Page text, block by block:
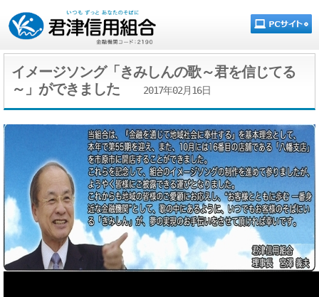
イメージソング「きみしんの歌～君を信じてる
～」ができました
2017年02月16日